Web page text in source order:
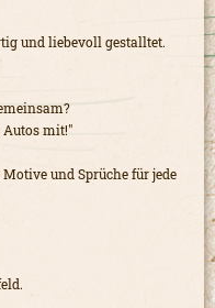
und liebevoll gestalltet.
Autos mit!"
und Sprüche für jede